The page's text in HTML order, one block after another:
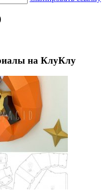
на КлуКлу